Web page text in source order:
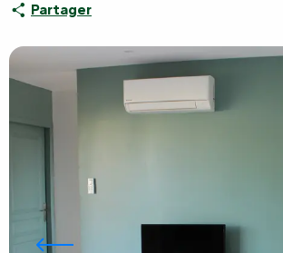
Partager